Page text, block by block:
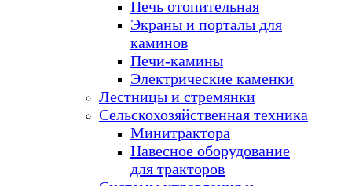
Печь отопительная
Экраны и порталы для
каминов
Печи-камины
Электрические каменки
Лестницы и стремянки
Сельскохозяйственная техника
Минитрактора
Навесное оборудование
для тракторов